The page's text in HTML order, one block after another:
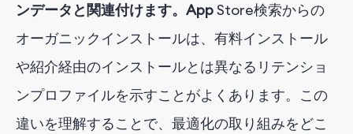
ンデータと関連付けます。AppStore検索からの
オーガニックインストールは、有料インストール
や紹介経由のインストールとは異なるリテンショ
ンプロファイルを示すことがよくあります。この
違いを理解することで、最適化の取り組みをどこ